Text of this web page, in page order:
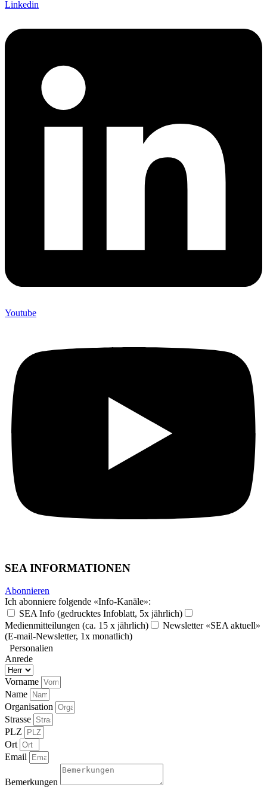
Linkedin
Youtube
SEA INFORMATIONEN
Abonnieren
Ich abonniere folgende «Info-Kanäle»:
SEA Info (gedrucktes Infoblatt, 5x jährlich)
Medienmitteilungen (ca. 15 x jährlich)
Newsletter «SEA aktuell»
(E-mail-Newsletter, 1x monatlich)
Personalien
Anrede
Vorname
Name
Organisation
Strasse
PLZ
Ort
Email
Bemerkungen